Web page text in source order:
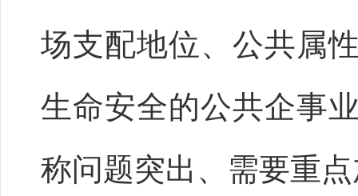
场支配地位、公共属
生命安全的公共企事
称问题突出、需要重